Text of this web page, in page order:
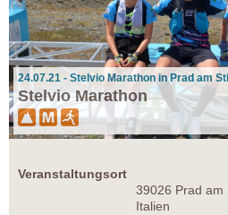
24.07.21 - Stelvio Marathon in Prad am
Stelvio Marathon
Veranstaltungsort
39026 Prad am
Italien